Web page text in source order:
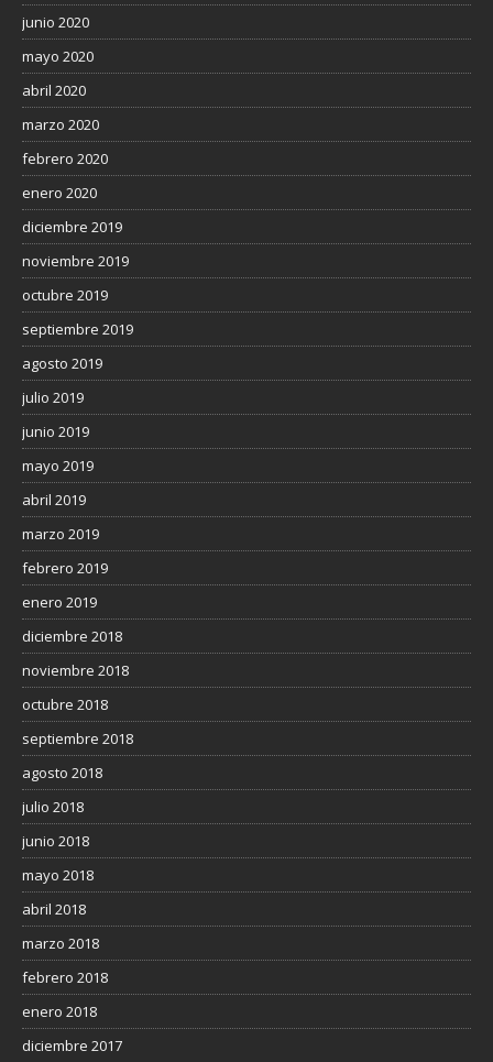
junio 2020
mayo 2020
abril 2020
marzo 2020
febrero 2020
enero 2020
diciembre 2019
noviembre 2019
octubre 2019
septiembre 2019
agosto 2019
julio 2019
junio 2019
mayo 2019
abril 2019
marzo 2019
febrero 2019
enero 2019
diciembre 2018
noviembre 2018
octubre 2018
septiembre 2018
agosto 2018
julio 2018
junio 2018
mayo 2018
abril 2018
marzo 2018
febrero 2018
enero 2018
diciembre 2017